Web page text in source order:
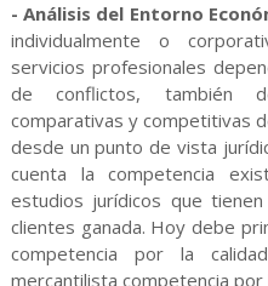
- Análisis del Entorno
individualmente o
servicios profesionales
de conflictos, también
comparativas y competitivas
desde un punto de vista
cuenta la competencia
estudios jurídicos que
clientes ganada. Hoy debe
competencia por la
mercantilista competencia